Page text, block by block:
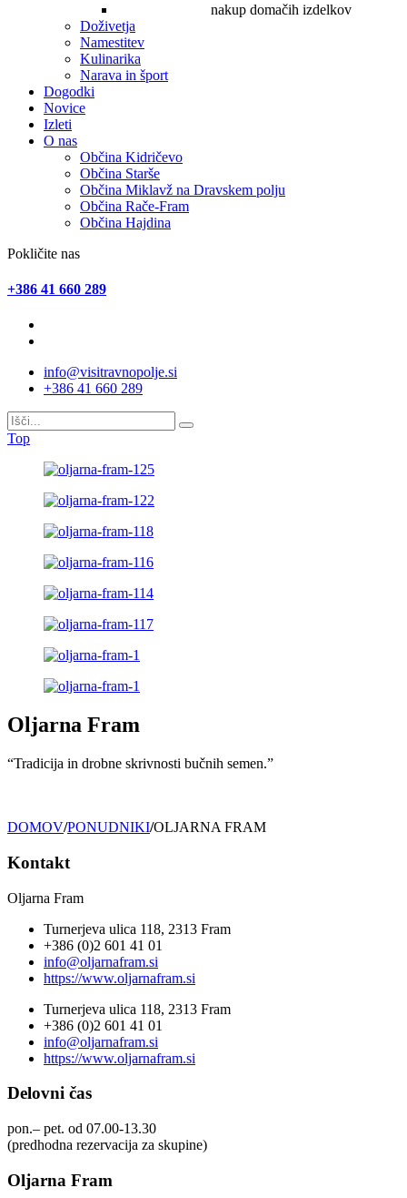
nakup domačih izdelkov
Doživetja
Namestitev
Kulinarika
Narava in šport
Dogodki
Novice
Izleti
O nas
Občina Kidričevo
Občina Starše
Občina Miklavž na Dravskem polju
Občina Rače-Fram
Občina Hajdina
Pokličite nas
+386 41 660 289
info@visitravnopolje.si
+386 41 660 289
Top
Oljarna Fram
“Tradicija in drobne skrivnosti bučnih semen.”
DOMOV/PONUDNIKI/OLJARNA FRAM
Kontakt
Oljarna Fram
Turnerjeva ulica 118, 2313 Fram
+386 (0)2 601 41 01
info@oljarnafram.si
https://www.oljarnafram.si
Turnerjeva ulica 118, 2313 Fram
+386 (0)2 601 41 01
info@oljarnafram.si
https://www.oljarnafram.si
Delovni čas
pon.– pet. od 07.00-13.30
(predhodna rezervacija za skupine)
Oljarna Fram